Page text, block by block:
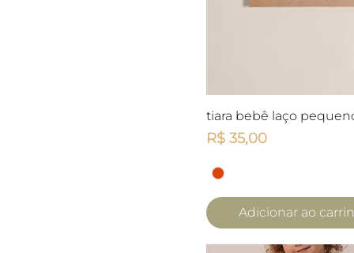
Visualização
tiara bebê laço
Preço
R$ 35,00
Adicionar ao